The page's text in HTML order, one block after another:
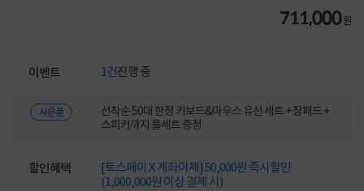
711,000원
이벤트 1건진행 중
사은품
선착순 50대 한정 키보드&마우스 유선 세트 + 장패드 +
스피커까지 풀세트 증정
할인혜택
[토스페이 X 계좌이체] 50,000원 즉시할인
(1,000,000원 이상 결제 시)